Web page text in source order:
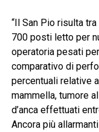
“Il San Pio risulta
700 posti letto per
operatoria pesati
comparativo di
percentuali relative
mammella, tumore
d’anca effettuati
Ancora più